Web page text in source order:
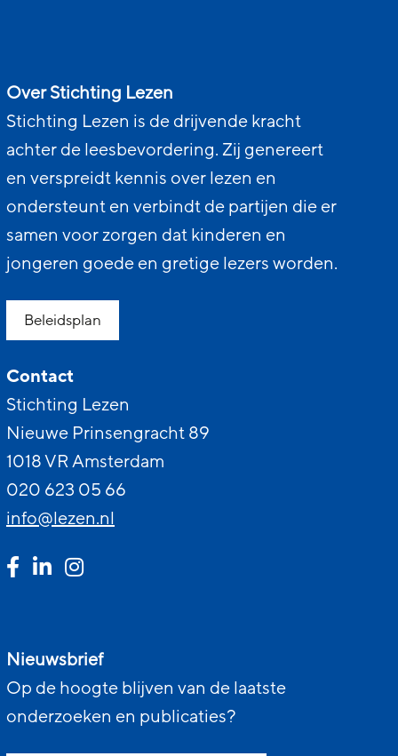
Over Stichting Lezen
Stichting Lezen is de drijvende kracht
achter de leesbevordering. Zij genereert
en verspreidt kennis over lezen en
ondersteunt en verbindt de partijen die er
samen voor zorgen dat kinderen en
jongeren goede en gretige lezers worden.
Beleidsplan
Contact
Stichting Lezen
Nieuwe Prinsengracht 89
1018 VR Amsterdam
020 623 05 66
info@lezen.nl
Nieuwsbrief
Op de hoogte blijven van de laatste
onderzoeken en publicaties?